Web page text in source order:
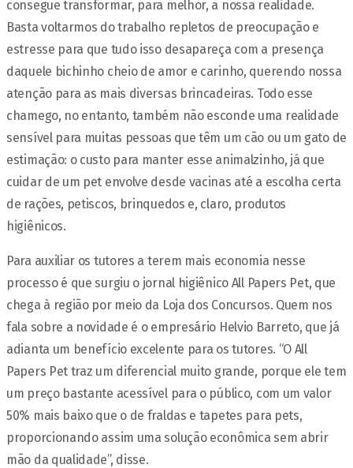
consegue transformar, para melhor, a nossa realidade.
Basta voltarmos do trabalho repletos de preocupação e
estresse para que tudo isso desapareça com a presença
daquele bichinho cheio de amor e carinho, querendo nossa
atenção para as mais diversas brincadeiras. Todo esse
chamego, no entanto, também não esconde uma realidade
sensível para muitas pessoas que têm um cão ou um gato de
estimação: o custo para manter esse animalzinho, já que
cuidar de um pet envolve desde vacinas até a escolha certa
de rações, petiscos, brinquedos e, claro, produtos
higiênicos.
Para auxiliar os tutores a terem mais economia nesse
processo é que surgiu o jornal higiênico All Papers Pet, que
chega à região por meio da Loja dos Concursos. Quem nos
fala sobre a novidade é o empresário Helvio Barreto, que já
adianta um benefício excelente para os tutores. “O All
Papers Pet traz um diferencial muito grande, porque ele tem
um preço bastante acessível para o público, com um valor
50% mais baixo que o de fraldas e tapetes para pets,
proporcionando assim uma solução econômica sem abrir
mão da qualidade”, disse.